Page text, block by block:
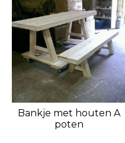
Bankje met houten A
poten